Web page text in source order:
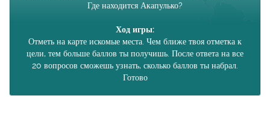
Где находится Акапулько?
Ход игры:
Отметь на карте искомые места. Чем ближе твоя отметка к
цели, тем больше баллов ты получишь. После ответа на все
20 вопросов сможешь узнать, сколько баллов ты набрал.
Готово